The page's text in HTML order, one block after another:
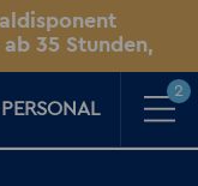
35 Stunden,
PERSONAL
2